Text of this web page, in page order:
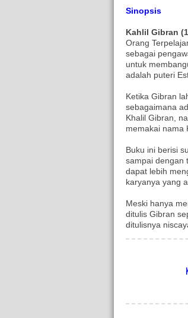
Sinopsis
Kahlil Gibran
Orang
sebagai
untuk
adalah puteri
Ketika Gibran
sebagaimana
Khalil Gibran,
memakai nama
Buku ini berisi
sampai dengan
dapat lebih
karyanya yang
Meski hanya
ditulis Gibran
ditulisnya